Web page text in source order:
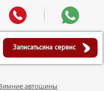
Записатьсяна сервис
автошины